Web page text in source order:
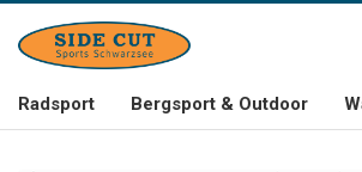
Radsport Bergsport & Outdoor